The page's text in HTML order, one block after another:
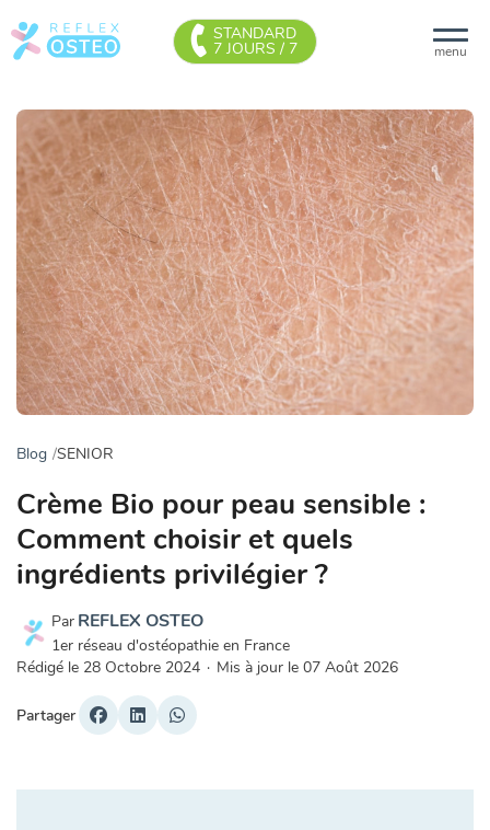
menu
STANDARD
7 JOURS / 7
Blog SENIOR
Crème Bio pour peau sensible :
Comment choisir et quels
ingrédients privilégier ?
Par REFLEX OSTEO
1er réseau d'ostéopathie en France
Rédigé le 28 Octobre 2024 · Mis à jour le 07 Août 2026
Partager